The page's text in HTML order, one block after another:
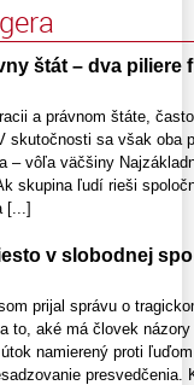
štát – dva
a právnom štáte,
skutočnosti sa však oba
– vôľa väčšiny
skupina ľudí rieši
[...]
v slobodnej
prijal správu o
to, aké má človek
namierený proti